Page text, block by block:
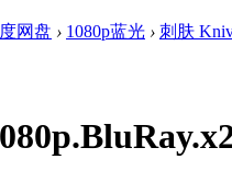
网盘 › 1080p蓝光 › 刺肤